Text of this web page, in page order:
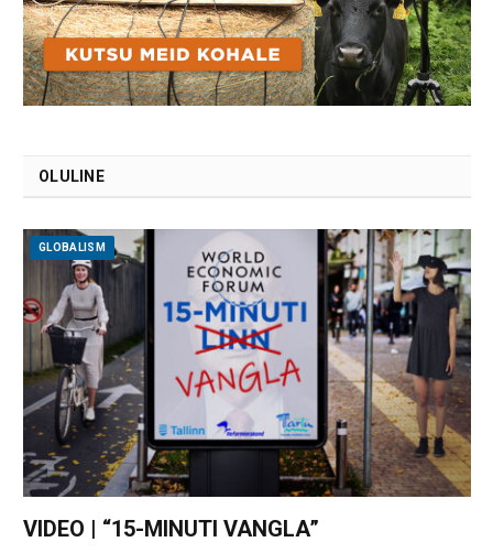
OLULINE
GLOBALISM
VIDEO | “15-MINUTI VANGLA”